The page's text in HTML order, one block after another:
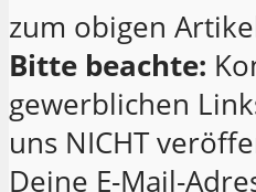
zum obigen
Bitte beachte:
gewerblichen
uns NICHT
Deine E-Mail-